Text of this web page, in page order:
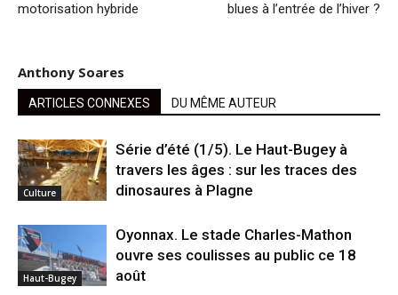
motorisation hybride
blues à l’entrée de l’hiver ?
Anthony Soares
ARTICLES CONNEXES DU MÊME AUTEUR
Culture
Série d’été (1/5). Le Haut-Bugey à
travers les âges : sur les traces des
dinosaures à Plagne
Haut-Bugey
Oyonnax. Le stade Charles-Mathon
ouvre ses coulisses au public ce 18
août